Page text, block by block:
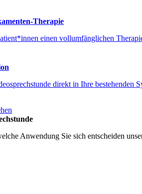
Therapie
einen vollumfänglichen
direkt in Ihre bestehenden
Anwendung Sie sich entscheiden